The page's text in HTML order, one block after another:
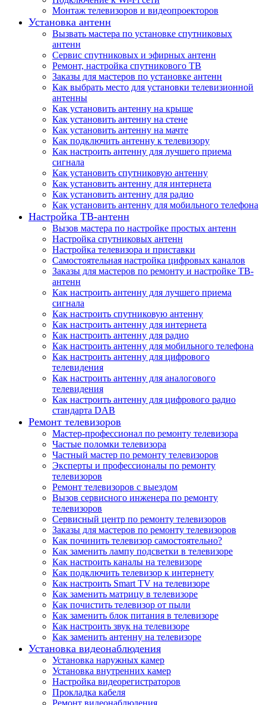
Монтаж телевизоров и видеопроекторов
Установка антенн
Вызвать мастера по установке спутниковых
антенн
Сервис спутниковых и эфирных антенн
Ремонт, настройка спутникового ТВ
Заказы для мастеров по установке антенн
Как выбрать место для установки телевизионной
антенны
Как установить антенну на крыше
Как установить антенну на стене
Как установить антенну на мачте
Как подключить антенну к телевизору
Как настроить антенну для лучшего приема
сигнала
Как установить спутниковую антенну
Как установить антенну для интернета
Как установить антенну для радио
Как установить антенну для мобильного телефона
Настройка ТВ-антенн
Вызов мастера по настройке простых антенн
Настройка спутниковых антенн
Настройка телевизора и приставки
Самостоятельная настройка цифровых каналов
Заказы для мастеров по ремонту и настройке ТВ-
антенн
Как настроить антенну для лучшего приема
сигнала
Как настроить спутниковую антенну
Как настроить антенну для интернета
Как настроить антенну для радио
Как настроить антенну для мобильного телефона
Как настроить антенну для цифрового
телевидения
Как настроить антенну для аналогового
телевидения
Как настроить антенну для цифрового радио
стандарта DAB
Ремонт телевизоров
Мастер-профессионал по ремонту телевизора
Частые поломки телевизора
Частный мастер по ремонту телевизоров
Эксперты и профессионалы по ремонту
телевизоров
Ремонт телевизоров с выездом
Вызов сервисного инженера по ремонту
телевизоров
Сервисный центр по ремонту телевизоров
Заказы для мастеров по ремонту телевизоров
Как починить телевизор самостоятельно?
Как заменить лампу подсветки в телевизоре
Как настроить каналы на телевизоре
Как подключить телевизор к интернету
Как настроить Smart TV на телевизоре
Как заменить матрицу в телевизоре
Как почистить телевизор от пыли
Как заменить блок питания в телевизоре
Как настроить звук на телевизоре
Как заменить антенну на телевизоре
Установка видеонаблюдения
Установка наружных камер
Установка внутренних камер
Настройка видеорегистраторов
Прокладка кабеля
Ремонт видеонаблюдения